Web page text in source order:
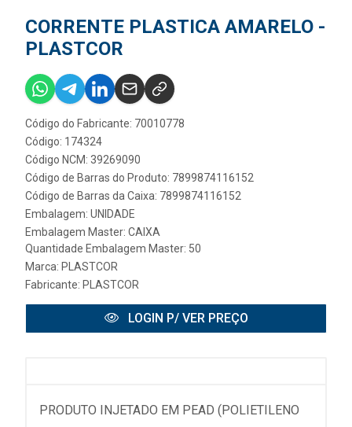
CORRENTE PLASTICA AMARELO -
PLASTCOR
Código do Fabricante: 70010778
Código: 174324
Código NCM: 39269090
Código de Barras do Produto: 7899874116152
Código de Barras da Caixa: 7899874116152
Embalagem: UNIDADE
Embalagem Master: CAIXA
Quantidade Embalagem Master: 50
Marca: PLASTCOR
Fabricante: PLASTCOR
LOGIN P/ VER PREÇO
PRODUTO INJETADO EM PEAD (POLIETILENO